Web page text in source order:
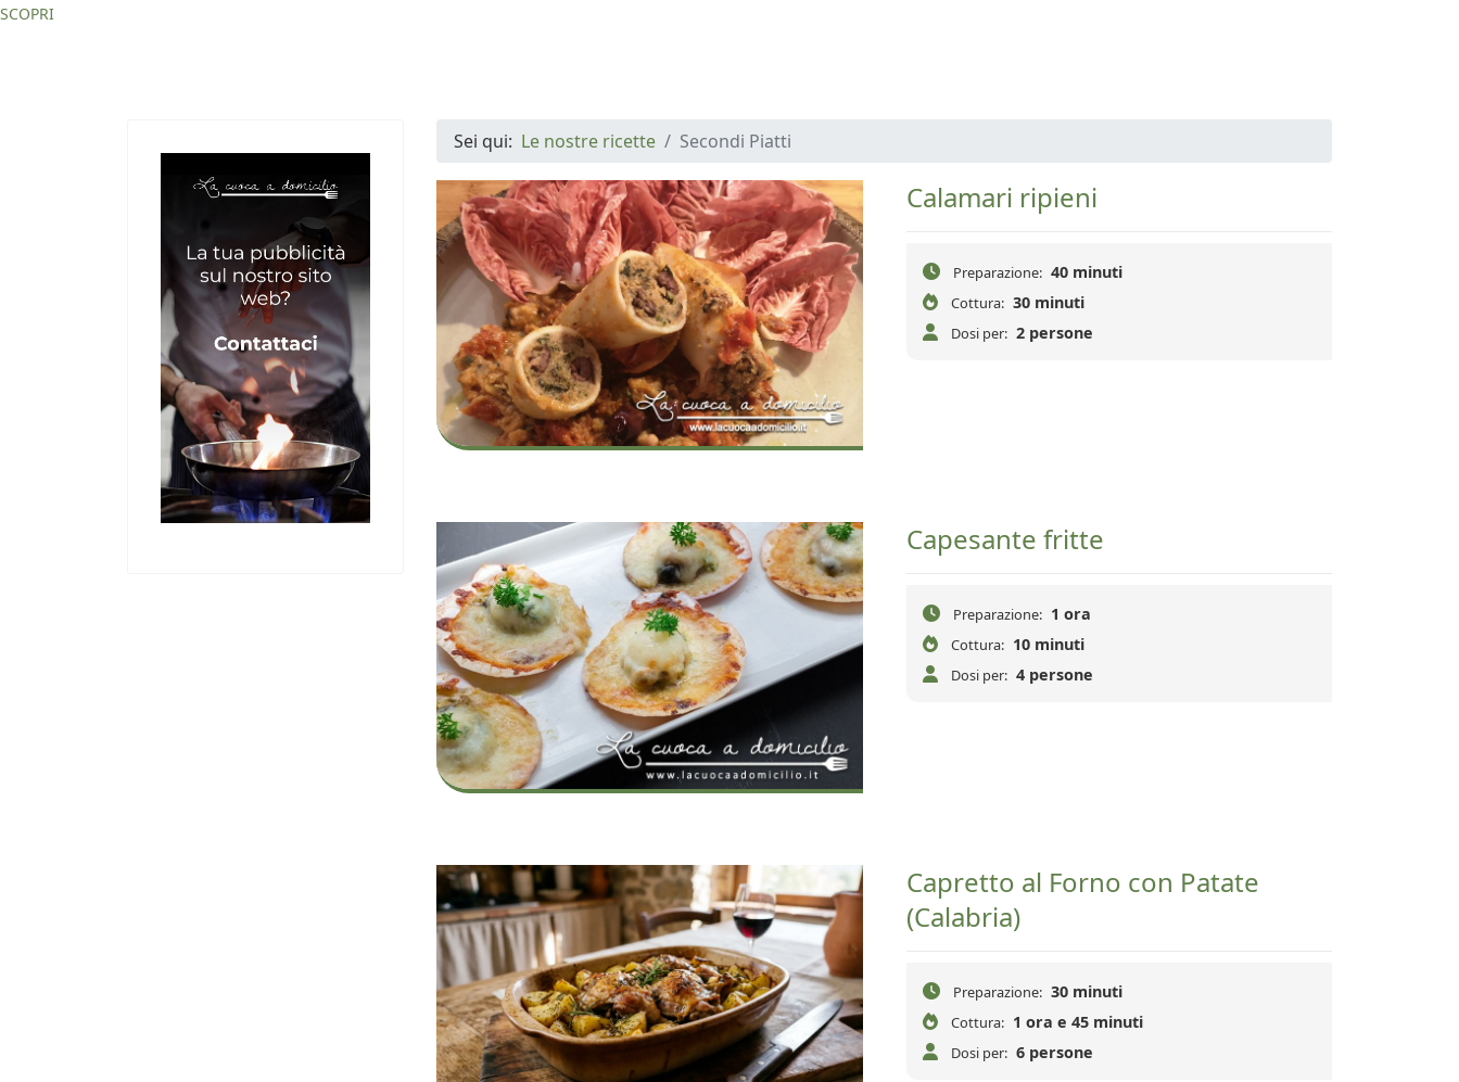
SCOPRI
Sei qui: Le nostre ricette Secondi Piatti
Calamari ripieni
Preparazione: 40 minuti
Cottura: 30 minuti
Dosi per: 2 persone
Capesante fritte
Preparazione: 1 ora
Cottura: 10 minuti
Dosi per: 4 persone
Capretto al Forno con Patate
(Calabria)
Preparazione: 30 minuti
Cottura: 1 ora e 45 minuti
Dosi per: 6 persone